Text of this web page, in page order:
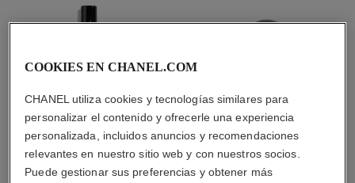
le rouge duo ultra tenue le lift la crème main
COOKIES EN CHANEL.COM
CHANEL utiliza cookies y tecnologías similares para
personalizar el contenido y ofrecerle una experiencia
personalizada, incluidos anuncios y recomendaciones
relevantes en nuestro sitio web y con nuestros socios.
Puede gestionar sus preferencias y obtener más